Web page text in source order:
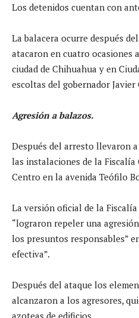
Los detenidos cuentan con
La balacera ocurre después
atacaron en cuatro ocasiones
ciudad de Chihuahua y en
escoltas del gobernador
Agresión a balazos.
Después del arresto llevaron
las instalaciones de la Fiscalía
Centro en la avenida Teófilo
La versión oficial de la
“lograron repeler una
los presuntos responsables”
efectiva”.
Después del ataque los
alcanzaron a los agresores,
azoteas de edificios.